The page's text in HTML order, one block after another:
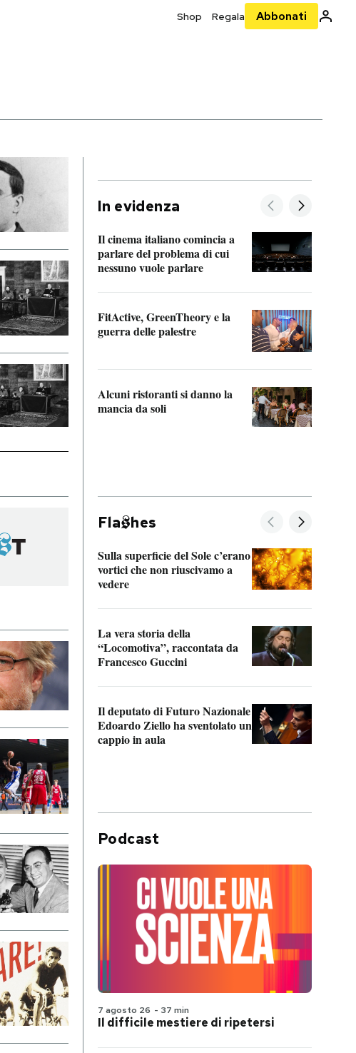
Shop Regala Abbonati
In evidenza
Il cinema italiano comincia a
parlare del problema di cui
nessuno vuole parlare
FitActive, GreenTheory e la
guerra delle palestre
Alcuni ristoranti si danno la
mancia da soli
Fla hes
Sulla superficie del Sole c’erano
vortici che non riuscivamo a
vedere
La vera storia della
“Locomotiva”, raccontata da
Francesco Guccini
Il deputato di Futuro Nazionale
Edoardo Ziello ha sventolato un
cappio in aula
Podcast
7 agosto 26 - 37 min
Il difficile mestiere di ripetersi